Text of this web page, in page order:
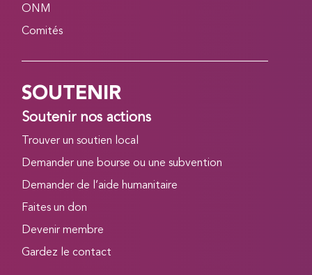
ONM
Comités
SOUTENIR
Soutenir nos actions
Trouver un soutien local
Demander une bourse ou une subvention
Demander de l’aide humanitaire
Faites un don
Devenir membre
Gardez le contact